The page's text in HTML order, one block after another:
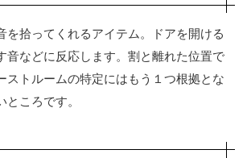
を拾ってくれるアイテム。ドアを開ける
音などに反応します。割と離れた位置で
ストルームの特定にはもう１つ根拠とな
ところです。